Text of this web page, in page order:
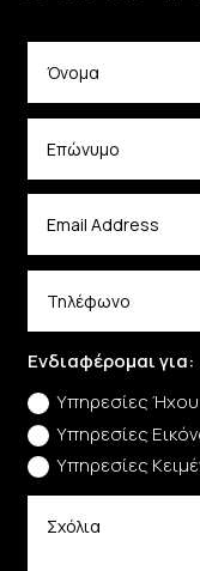
Ενδιαφέρομαι για:
Υπηρεσίες Ήχου
Υπηρεσίες
Υπηρεσίες